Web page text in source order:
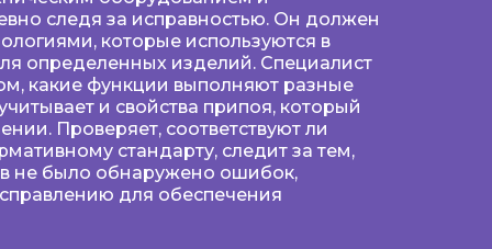
следя за исправностью. Он должен
которые используются в
определенных изделий. Специалист
какие функции выполняют разные
и свойства припоя, который
Проверяет, соответствуют ли
стандарту, следит за тем,
не было обнаружено ошибок,
для обеспечения